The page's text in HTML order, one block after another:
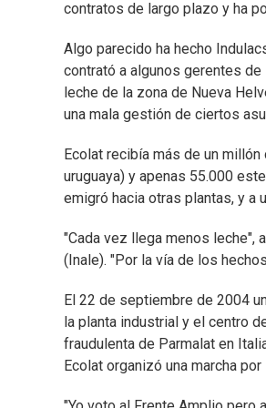
contratos de largo plazo y ha
Algo parecido ha hecho
contrató a algunos gerentes
leche de la zona de Nueva
una mala gestión de ciertos
Ecolat recibía más de un
uruguaya) y apenas 55.000
emigró hacia otras plantas, y a
"Cada vez llega menos leche",
(Inale). "Por la vía de los
El 22 de septiembre de 2004
la planta industrial y el centro
fraudulenta de Parmalat en
Ecolat organizó una marcha